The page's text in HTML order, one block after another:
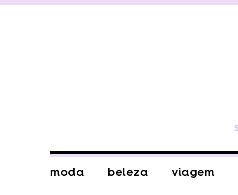
moda beleza viagem